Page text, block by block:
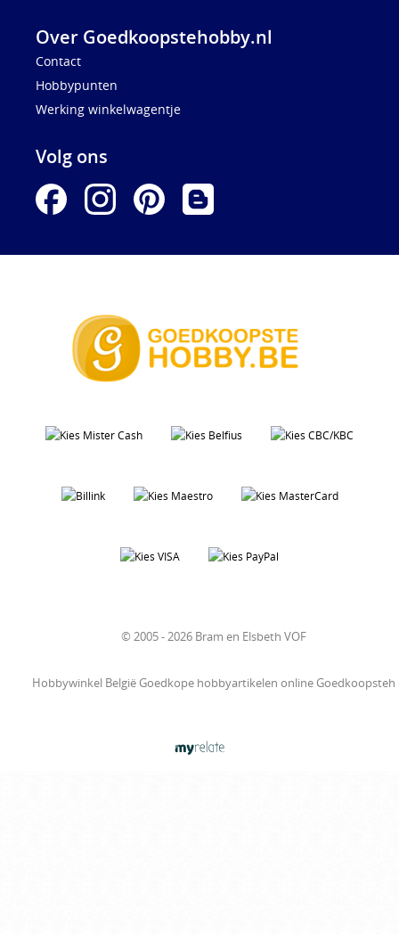
Over Goedkoopstehobby.nl
Contact
Hobbypunten
Werking winkelwagentje
Volg ons
© 2005 - 2026 Bram en Elsbeth VOF
Hobbywinkel België Goedkope hobbyartikelen online Goedkoopsteh